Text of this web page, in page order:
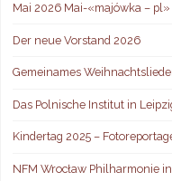
Mai 2026 Mai-«majówka –
Der neue Vorstand 2026
Gemeinames
Das Polnische Institut in
Kindertag 2025 –
NFM Wrocław Philharmonie